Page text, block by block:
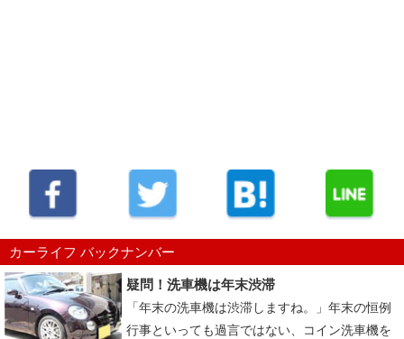
カーライフ バックナンバー
疑問！洗車機は年末渋滞
「年末の洗車機は渋滞しますね。」年末の恒例
行事といっても過言ではない、コイン洗車機を